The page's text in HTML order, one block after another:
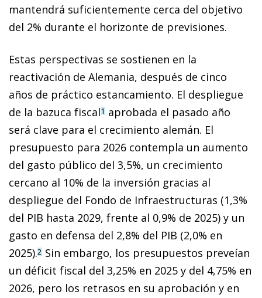
mantendrá suficientemente cerca del objetivo
del 2% durante el horizonte de previsiones.
Estas perspectivas se sostienen en la
reactivación de Alemania, después de cinco
años de práctico estancamiento. El despliegue
de la bazuca fiscal1 aprobada el pasado año
será clave para el crecimiento alemán. El
presupuesto para 2026 contempla un aumento
del gasto público del 3,5%, un crecimiento
cercano al 10% de la inversión gracias al
despliegue del Fondo de Infraestructuras (1,3%
del PIB hasta 2029, frente al 0,9% de 2025) y un
gasto en defensa del 2,8% del PIB (2,0% en
2025).2 Sin embargo, los presupuestos preveían
un déficit fiscal del 3,25% en 2025 y del 4,75% en
2026, pero los retrasos en su aprobación y en